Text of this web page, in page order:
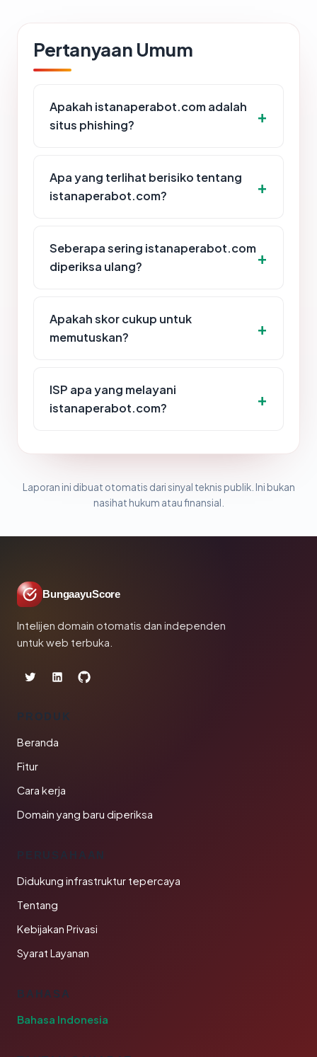
Pertanyaan Umum
Apakah istanaperabot.com adalah
situs phishing?
Apa yang terlihat berisiko tentang
istanaperabot.com?
Seberapa sering istanaperabot.com
diperiksa ulang?
Apakah skor cukup untuk
memutuskan?
ISP apa yang melayani
istanaperabot.com?
Laporan ini dibuat otomatis dari sinyal teknis publik. Ini bukan
nasihat hukum atau finansial.
BungaayuScore
Intelijen domain otomatis dan independen
untuk web terbuka.
PRODUK
Beranda
Fitur
Cara kerja
Domain yang baru diperiksa
PERUSAHAAN
Didukung infrastruktur tepercaya
Tentang
Kebijakan Privasi
Syarat Layanan
BAHASA
Bahasa Indonesia